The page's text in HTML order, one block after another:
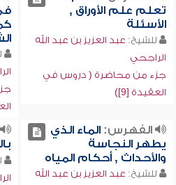
تعلم علم الأوراق ,
الأسئلة
للشيخ: عبد العزيز بن عبد الله
الراجحي
جزء من محاضرة ( دروس في
العقيدة [9])
الفهرس:الماء الذي
يطهر النجاسة
والأحداث , أحكام المياه
للشيخ: عبد العزيز بن عبد الله